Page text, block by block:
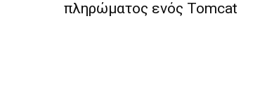
πληρώματος ενός Tomcat